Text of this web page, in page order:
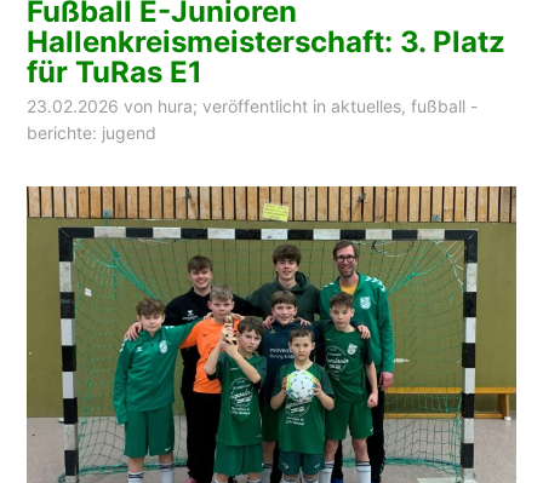
Fußball E-Junioren
Hallenkreismeisterschaft: 3. Platz
für TuRas E1
23.02.2026 von hura; veröffentlicht in aktuelles,fußball -
berichte: jugend